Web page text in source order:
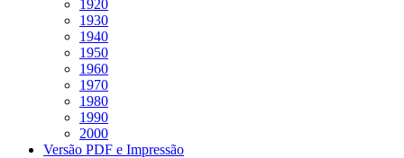
1920
1930
1940
1950
1960
1970
1980
1990
2000
Versão PDF e Impressão